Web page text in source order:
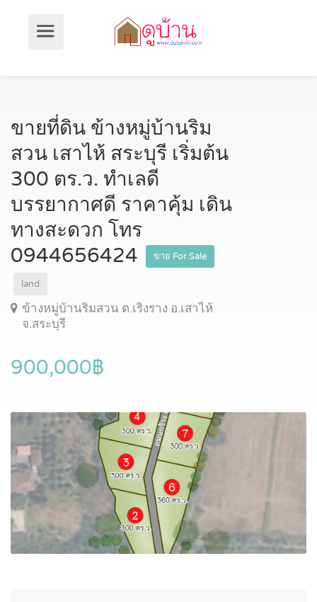
ขายที่ดิน ข้างหมู่บ้านริม
สวน เสาไห้ สระบุรี เริ่มต้น
300 ตร.ว. ทำเลดี
บรรยากาศดี ราคาคุ้ม เดิน
ทางสะดวก โทร
0944656424
ขาย For Sale
land
ข้างหมู่บ้านริมสวน ต.เริงราง อ.เสาไห้
จ.สระบุรี
900,000฿